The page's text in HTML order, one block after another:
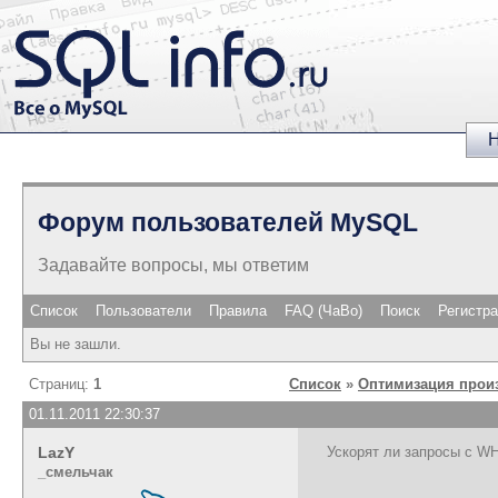
Форум пользователей MySQL
Задавайте вопросы, мы ответим
Список Пользователи Правила FAQ (ЧаВо) Поиск
Вы не зашли.
Страниц: 1 Список » Оптимизация
01.11.2011 22:30:37
LazY
_cмельчак
Ускорят ли запросы с